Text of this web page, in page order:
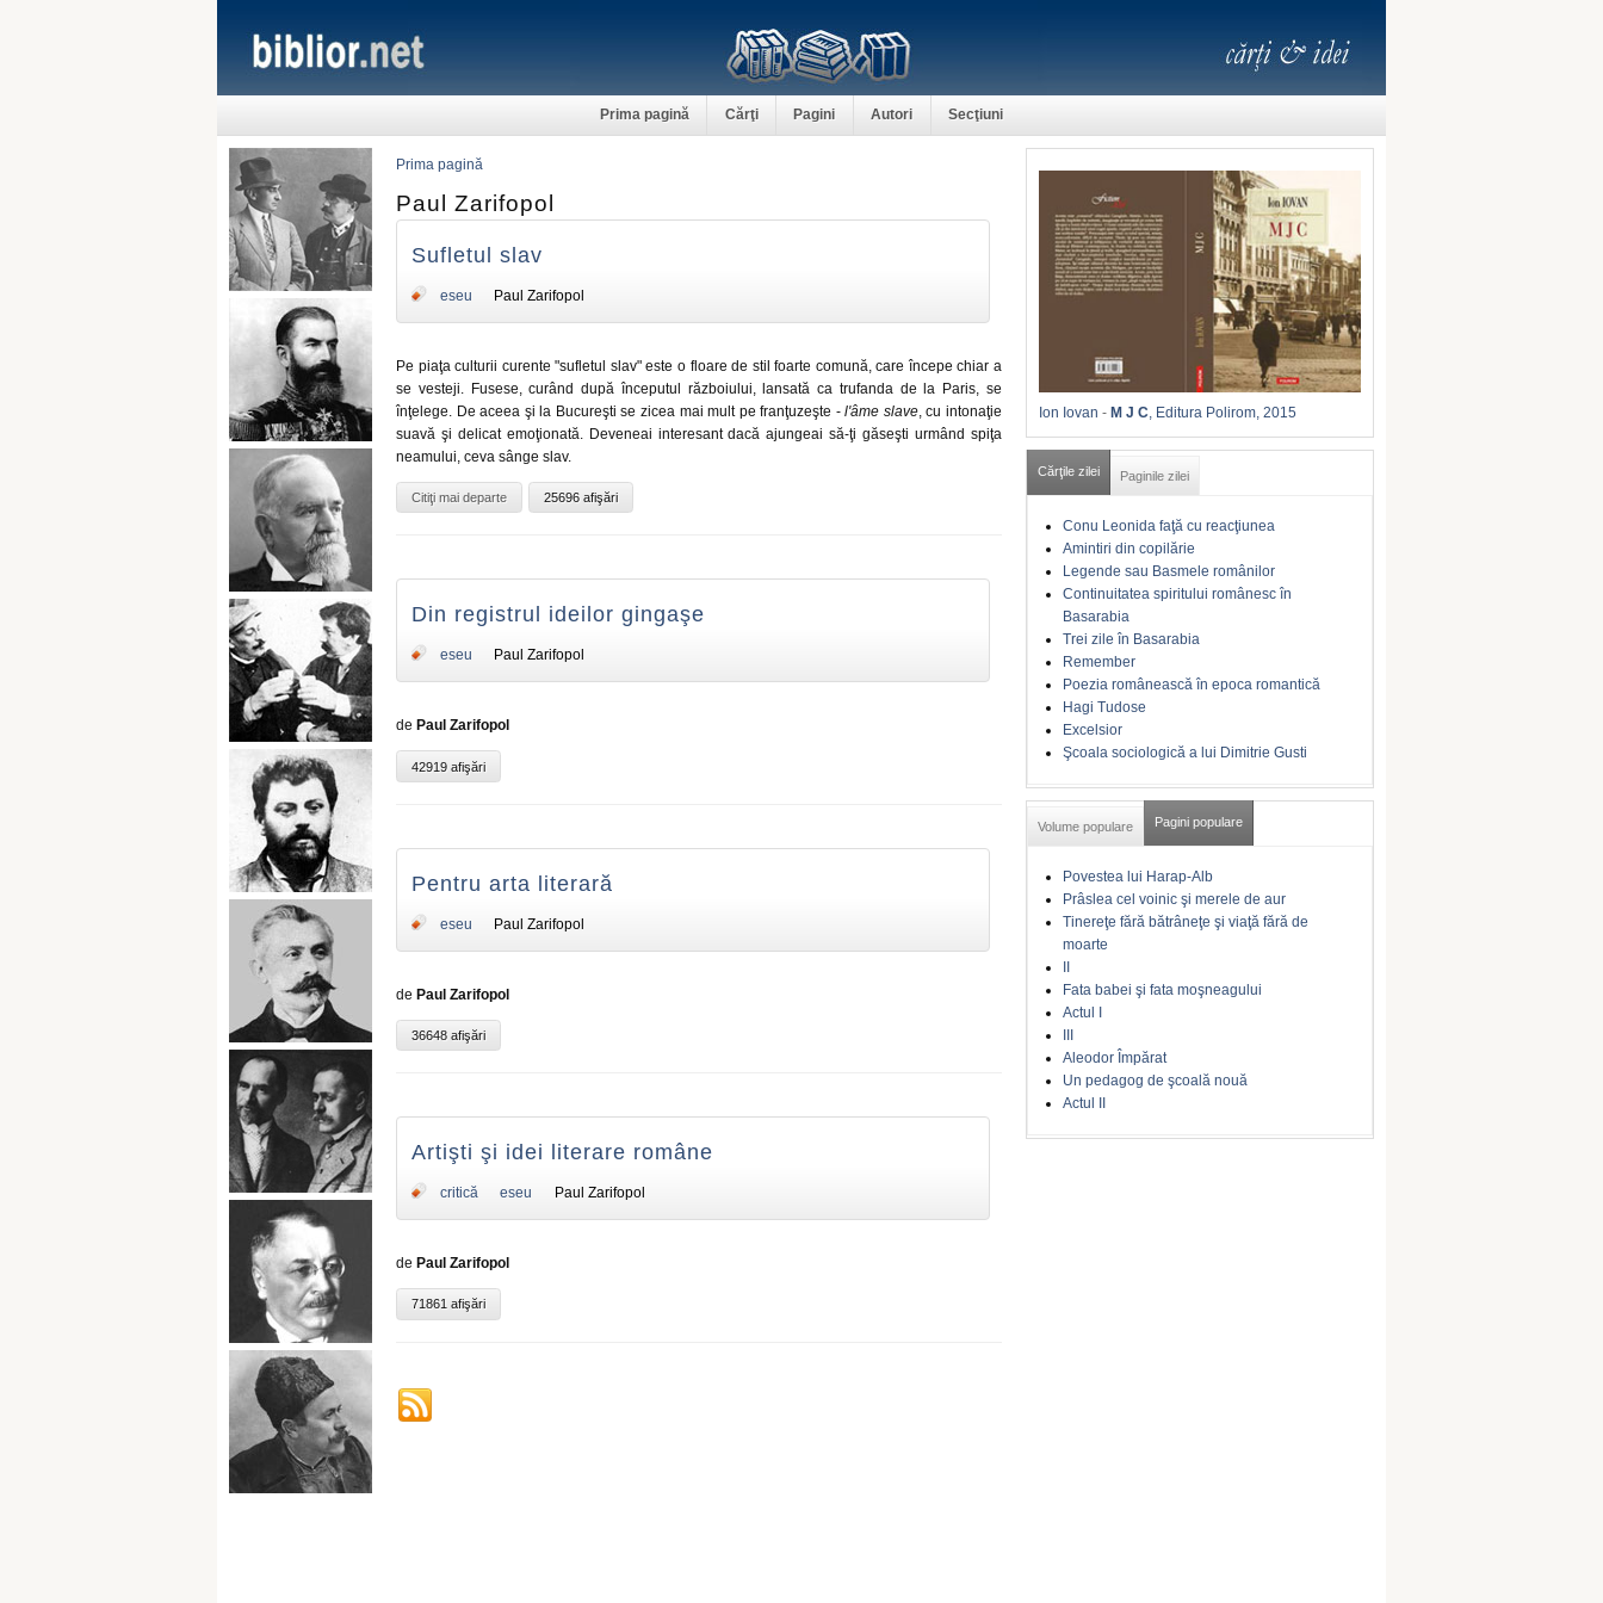
Prima pagină Cărţi Pagini Autori Secţiuni
Prima pagină
Paul Zarifopol
Sufletul slav
eseu Paul Zarifopol
Pe piaţa culturii curente "sufletul slav" este o floare de stil foarte comună, care începe chiar a
se vesteji. Fusese, curând după începutul războiului, lansată ca trufanda de la Paris, se
înţelege. De aceea şi la Bucureşti se zicea mai mult pe franţuzeşte -l'âme slave, cu intonaţie
suavă şi delicat emoţionată. Deveneai interesant dacă ajungeai să-ţi găseşti urmând spiţa
neamului, ceva sânge slav.
Citiţi mai departe 25696 afişări
Din registrul ideilor gingaşe
eseu Paul Zarifopol
de Paul Zarifopol
42919 afişări
Pentru arta literară
eseu Paul Zarifopol
de Paul Zarifopol
36648 afişări
Artişti şi idei literare române
critică eseu Paul Zarifopol
de Paul Zarifopol
71861 afişări
Ion Iovan - M J C, Editura Polirom, 2015
Cărţile zilei Paginile zilei
Conu Leonida faţă cu reacţiunea
Amintiri din copilărie
Legende sau Basmele românilor
Continuitatea spiritului românesc în
Basarabia
Trei zile în Basarabia
Remember
Poezia românească în epoca romantică
Hagi Tudose
Excelsior
Şcoala sociologică a lui Dimitrie Gusti
Volume populare Pagini populare
Povestea lui Harap-Alb
Prâslea cel voinic şi merele de aur
Tinereţe fără bătrâneţe şi viaţă fără de
moarte
II
Fata babei şi fata moşneagului
Actul I
III
Aleodor Împărat
Un pedagog de şcoală nouă
Actul II